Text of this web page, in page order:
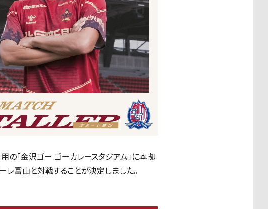
「金沢ゴー ゴーカレースタジアム」に本拠
レ富山と対戦することが決定しました。